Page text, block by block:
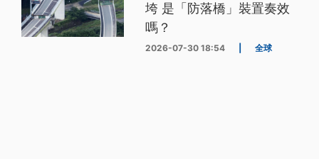
垮 是「防落橋」裝置奏效
嗎？
2026-07-30 18:54 全球